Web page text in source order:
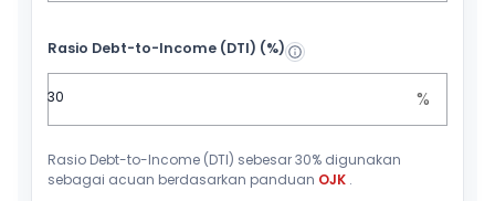
Rasio Debt-to-Income (DTI) (%)
%
Rasio Debt-to-Income (DTI) sebesar 30% digunakan
sebagai acuan berdasarkan panduan OJK .